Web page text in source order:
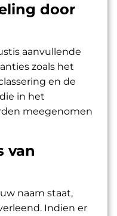
door
aanvullende
zoals het
en de
in het
meegenomen
van
naam staat,
Indien er